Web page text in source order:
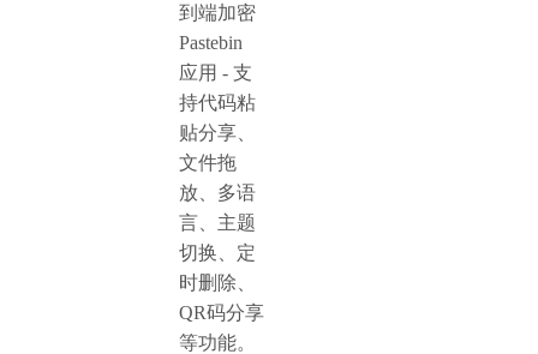
到端加密
Pastebin
应用 - 支
持代码粘
贴分享、
文件拖
放、多语
言、主题
切换、定
时删除、
QR码分享
等功能。